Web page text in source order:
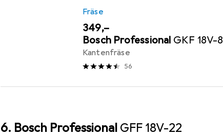
Fräse
EUR
349,–
Bosch Professional GKF 18V-8
Kantenfräse
56
6. Bosch Professional GFF 18V-22